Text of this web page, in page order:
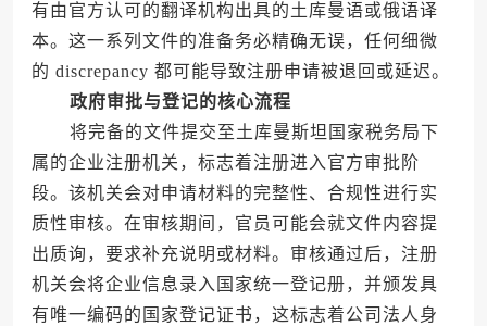
有由官方认可的翻译机构出具的土库曼语或俄语译
本。这一系列文件的准备务必精确无误，任何细微
的 discrepancy 都可能导致注册申请被退回或延迟。
政府审批与登记的核心流程
将完备的文件提交至土库曼斯坦国家税务局下
属的企业注册机关，标志着注册进入官方审批阶
段。该机关会对申请材料的完整性、合规性进行实
质性审核。在审核期间，官员可能会就文件内容提
出质询，要求补充说明或材料。审核通过后，注册
机关会将企业信息录入国家统一登记册，并颁发具
有唯一编码的国家登记证书，这标志着公司法人身